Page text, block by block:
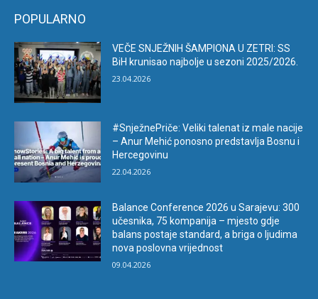
POPULARNO
VEČE SNJEŽNIH ŠAMPIONA U ZETRI: SS
BiH krunisao najbolje u sezoni 2025/2026.
23.04.2026
#SnježnePriče: Veliki talenat iz male nacije
– Anur Mehić ponosno predstavlja Bosnu i
Hercegovinu
22.04.2026
Balance Conference 2026 u Sarajevu: 300
učesnika, 75 kompanija – mjesto gdje
balans postaje standard, a briga o ljudima
nova poslovna vrijednost
09.04.2026